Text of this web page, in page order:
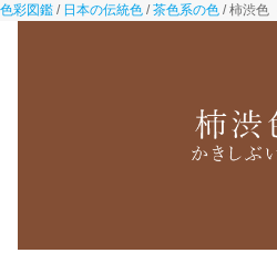
色彩図鑑 / 日本の伝統色 / 茶色系の色 /柿渋色